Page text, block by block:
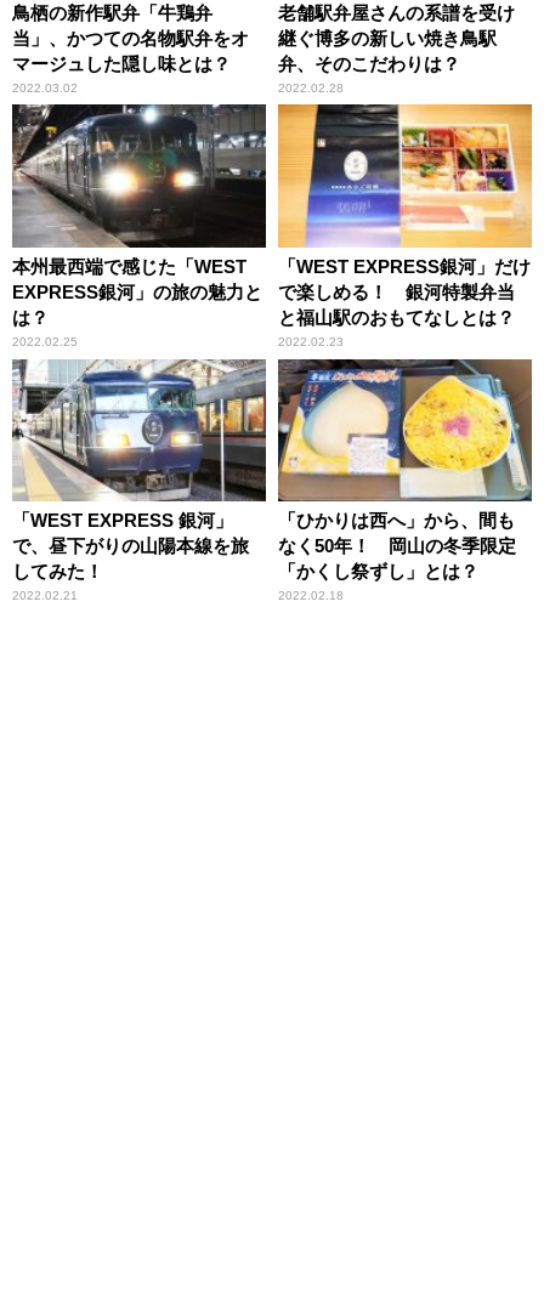
鳥栖の新作駅弁「牛鶏弁
当」、かつての名物駅弁をオ
マージュした隠し味とは？
2022.03.02
老舗駅弁屋さんの系譜を受け
継ぐ博多の新しい焼き鳥駅
弁、そのこだわりは？
2022.02.28
本州最西端で感じた「WEST
EXPRESS銀河」の旅の魅力と
は？
2022.02.25
「WEST EXPRESS銀河」だけ
で楽しめる！ 銀河特製弁当
と福山駅のおもてなしとは？
2022.02.23
「WEST EXPRESS 銀河」
で、昼下がりの山陽本線を旅
してみた！
2022.02.21
「ひかりは西へ」から、間も
なく50年！ 岡山の冬季限定
「かくし祭ずし」とは？
2022.02.18